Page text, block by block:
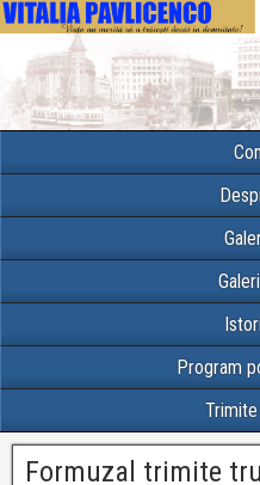
Program
Formuzal trimite